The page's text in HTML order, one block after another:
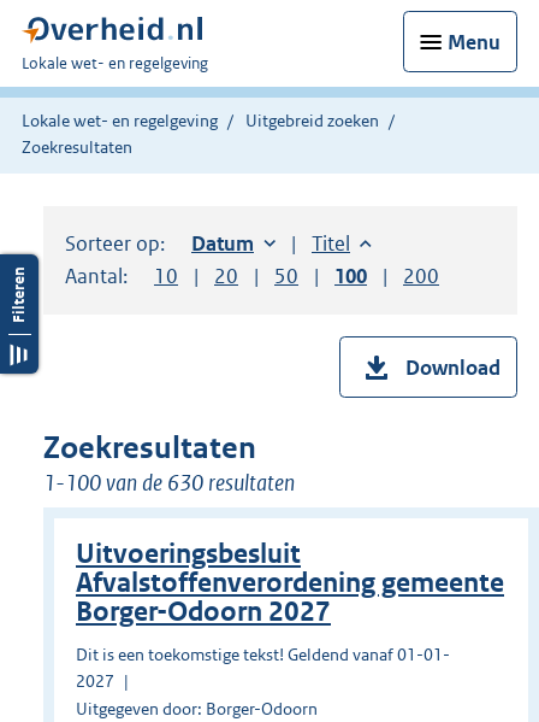
Menu
U
bent
hier:
Lokale wet- en regelgeving
Lokale wet- en regelgeving
Uitgebreid zoeken
Zoekresultaten
Sorteer op: Sorteer op:
Datum oplopendSorteer op:
Titel oplopend
Aantal:
Toon
10 resultaten per pagina
Toon
20 resultaten per pagina
Toon
50 resultaten per pagina
Toon
100 resultaten per
Toon
200
Download
Zoekresultaten
1-100 van de 630 resultaten
Uitvoeringsbesluit
Afvalstoffenverordening gemeente
Borger-Odoorn 2027
Dit is een toekomstige tekst! Geldend vanaf 01-01-
2027
Uitgegeven door: Borger-Odoorn